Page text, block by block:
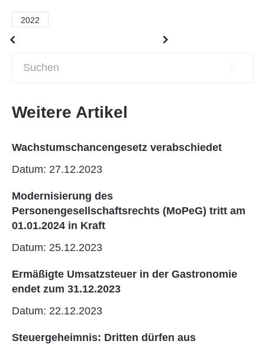
2022
Weitere Artikel
Wachstumschancengesetz verabschiedet
Datum: 27.12.2023
Modernisierung des
Personengesellschaftsrechts (MoPeG) tritt am
01.01.2024 in Kraft
Datum: 25.12.2023
Ermäßigte Umsatzsteuer in der Gastronomie
endet zum 31.12.2023
Datum: 22.12.2023
Steuergeheimnis: Dritten dürfen aus